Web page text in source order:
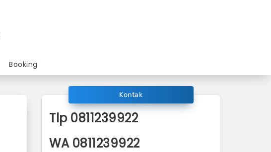
Booking
Kontak
Tlp 0811239922
WA 0811239922